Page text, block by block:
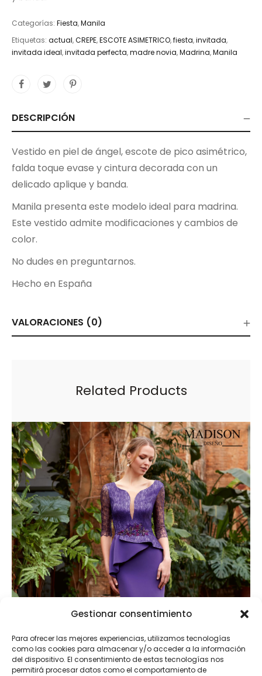
Gestionar consentimiento
Para ofrecer las mejores experiencias, utilizamos tecnologías
como las cookies para almacenar y/o acceder a la información
del dispositivo. El consentimiento de estas tecnologías nos
permitirá procesar datos como el comportamiento de
Categorías: Fiesta,Manila
Etiquetas: actual,CREPE,ESCOTE ASIMETRICO,fiesta,invitada,
invitada ideal,invitada perfecta,madre novia,Madrina,Manila
DESCRIPCIÓN
Vestido en piel de ángel, escote de pico asimétrico,
falda toque evase y cintura decorada con un
delicado aplique y banda.
Manila presenta este modelo ideal para madrina.
Este vestido admite modificaciones y cambios de
color.
No dudes en preguntarnos.
Hecho en España
VALORACIONES (0)
Related Products